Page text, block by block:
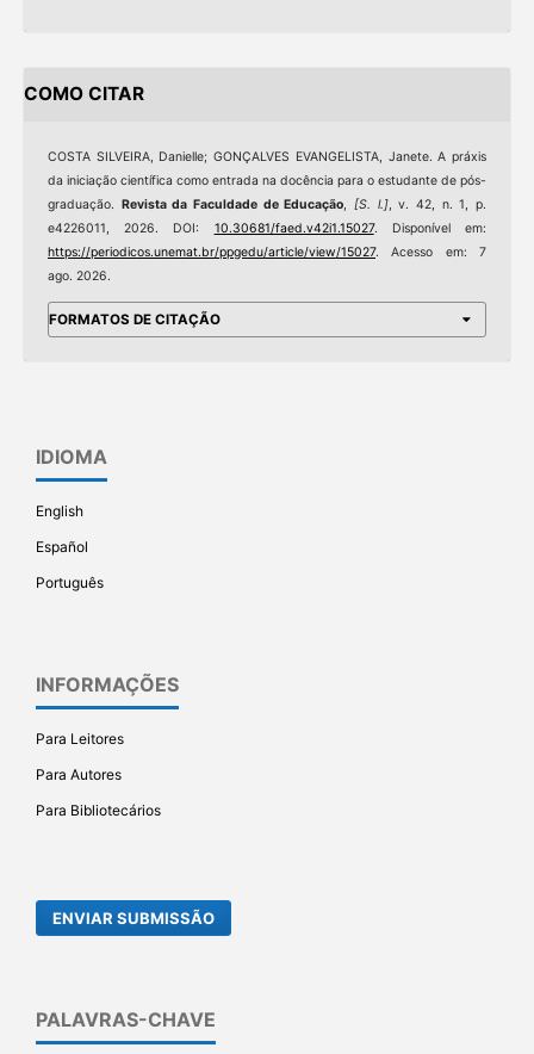
COMO CITAR
COSTA SILVEIRA, Danielle; GONÇALVES EVANGELISTA, Janete. A práxis
da iniciação científica como entrada na docência para o estudante de pós-
graduação. Revista da Faculdade de Educação,[S. l.], v. 42, n. 1, p.
e4226011, 2026. DOI: 10.30681/faed.v42i1.15027. Disponível em:
https://periodicos.unemat.br/ppgedu/article/view/15027. Acesso em: 7
ago. 2026.
FORMATOS DE CITAÇÃO
IDIOMA
English
Español
Português
INFORMAÇÕES
Para Leitores
Para Autores
Para Bibliotecários
ENVIAR SUBMISSÃO
PALAVRAS-CHAVE